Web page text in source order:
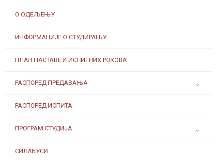
О ОДЕЉЕЊУ
ИНФОРМАЦИЈЕ О СТУДИРАЊУ
ПЛАН НАСТАВЕ И ИСПИТНИХ РОКОВА
РАСПОРЕД ПРЕДАВАЊА
РАСПОРЕД ИСПИТА
ПРОГРАМ СТУДИЈА
СИЛАБУСИ